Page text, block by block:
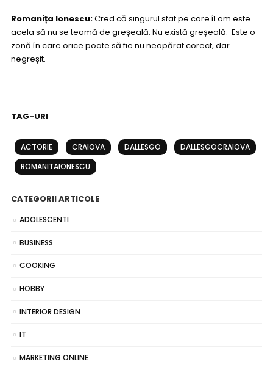
Romanița Ionescu:Cred că singurul sfat pe care îl am este
acela să nu se teamă de greșeală. Nu există greșeală. Este o
zonă în care orice poate să fie nu neapărat corect, dar
negreșit.
TAG-URI
ACTORIE CRAIOVA DALLESGO
DALLESGOCRAIOVA
ROMANITAIONESCU
CATEGORII ARTICOLE
ADOLESCENTI
BUSINESS
COOKING
HOBBY
INTERIOR DESIGN
IT
MARKETING ONLINE